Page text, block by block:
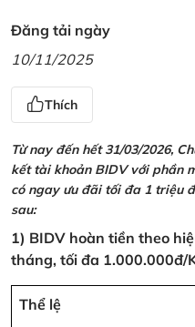
Đăng tải ngày
10/11/2025
Thích
Từ nay đến hết 31/03/2026,
kết tài khoản BIDV với phần
có ngay ưu đãi tối đa 1 triệu
sau:
1) BIDV hoàn tiền theo
tháng, tối đa 1.000.000đ/
Thể lệ